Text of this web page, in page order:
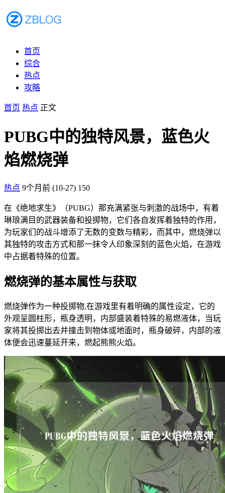
首页
综合
热点
攻略
首页 热点 正文
PUBG中的独特风景，蓝色火
焰燃烧弹
热点 9个月前 (10-27) 150
在《绝地求生》（PUBG）那充满紧张与刺激的战场中，有着
琳琅满目的武器装备和投掷物，它们各自发挥着独特的作用，
为玩家们的战斗增添了无数的变数与精彩，而其中，燃烧弹以
其独特的攻击方式和那一抹令人印象深刻的蓝色火焰，在游戏
中占据着特殊的位置。
燃烧弹的基本属性与获取
燃烧弹作为一种投掷物,在游戏里有着明确的属性设定，它的
外观呈圆柱形，瓶身透明，内部盛装着特殊的易燃液体，当玩
家将其投掷出去并撞击到物体或地面时，瓶身破碎，内部的液
体便会迅速蔓延开来，燃起熊熊火焰。